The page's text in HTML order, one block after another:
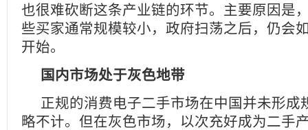
也很难砍断这条产业链的环节。主要原因是
些买家通常规模较小，政府扫荡之后，仍会
开始。
国内市场处于灰色地带
正规的消费电子二手市场在中国并未形成
略不计。但在灰色市场，以次充好成为二手